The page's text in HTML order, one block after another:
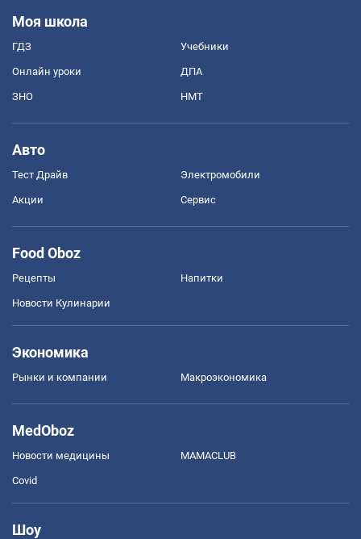
Моя школа
ГДЗ Учебники
Онлайн уроки ДПА
ЗНО НМТ
Авто
Тест Драйв Электромобили
Акции Сервис
Food Oboz
Рецепты Напитки
Новости Кулинарии
Экономика
Рынки и компании Mакроэкономика
MedOboz
Новости медицины MAMACLUB
Covid
Шоу